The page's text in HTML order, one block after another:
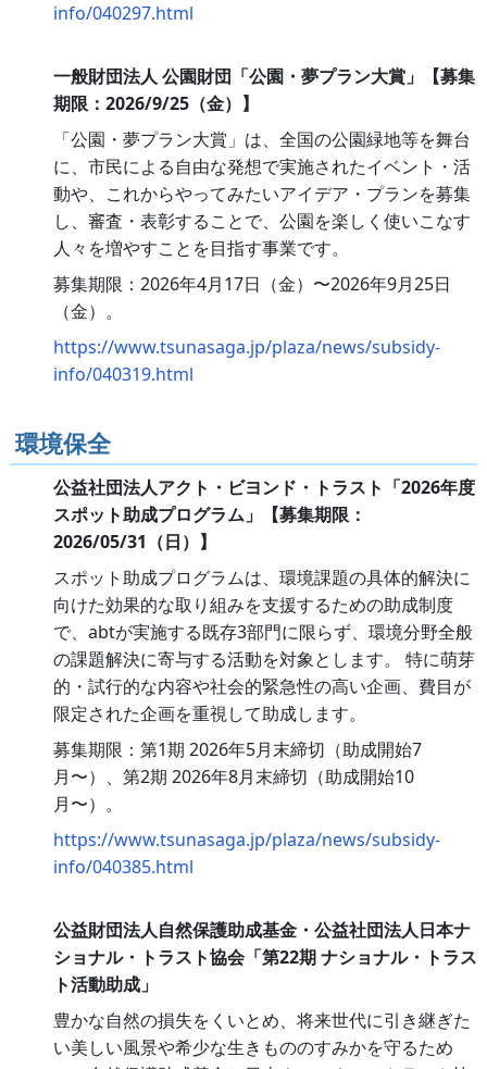
info/040297.html
一般財団法人 公園財団「公園・夢プラン大賞」【募集
期限：2026/9/25（金）】
「公園・夢プラン大賞」は、全国の公園緑地等を舞台
に、市民による自由な発想で実施されたイベント・活
動や、これからやってみたいアイデア・プランを募集
し、審査・表彰することで、公園を楽しく使いこなす
人々を増やすことを目指す事業です。
募集期限：2026年4月17日（金）〜2026年9月25日
（金）。
https://www.tsunasaga.jp/plaza/news/subsidy-
info/040319.html
環境保全
公益社団法人アクト・ビヨンド・トラスト「2026年度
スポット助成プログラム」【募集期限：
2026/05/31（日）】
スポット助成プログラムは、環境課題の具体的解決に
向けた効果的な取り組みを支援するための助成制度
で、abtが実施する既存3部門に限らず、環境分野全般
の課題解決に寄与する活動を対象とします。 特に萌芽
的・試行的な内容や社会的緊急性の高い企画、費目が
限定された企画を重視して助成します。
募集期限：第1期 2026年5月末締切（助成開始7
月〜）、第2期 2026年8月末締切（助成開始10
月〜）。
https://www.tsunasaga.jp/plaza/news/subsidy-
info/040385.html
公益財団法人自然保護助成基金・公益社団法人日本ナ
ショナル・トラスト協会「第22期 ナショナル・トラス
ト活動助成」
豊かな自然の損失をくいとめ、将来世代に引き継ぎた
い美しい風景や希少な生きもののすみかを守るため